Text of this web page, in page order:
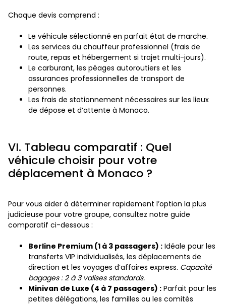
Chaque devis comprend :
Le véhicule sélectionné en parfait état de marche.
Les services du chauffeur professionnel (frais de
route, repas et hébergement si trajet multi-jours).
Le carburant, les péages autoroutiers et les
assurances professionnelles de transport de
personnes.
Les frais de stationnement nécessaires sur les lieux
de dépose et d’attente à Monaco.
VI. Tableau comparatif : Quel
véhicule choisir pour votre
déplacement à Monaco ?
Pour vous aider à déterminer rapidement l’option la plus
judicieuse pour votre groupe, consultez notre guide
comparatif ci-dessous :
Berline Premium (1 à 3 passagers) : Idéale pour les
transferts VIP individualisés, les déplacements de
direction et les voyages d’affaires express. Capacité
bagages : 2 à 3 valises standards.
Minivan de Luxe (4 à 7 passagers) : Parfait pour les
petites délégations, les familles ou les comités